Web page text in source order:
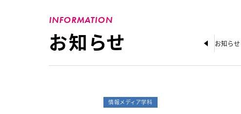
INFORMATION
お知らせ 大学からのお知らせ
情報メディア学科